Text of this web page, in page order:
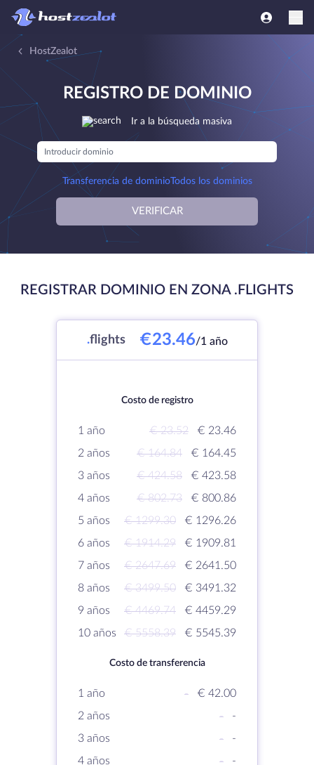
HostZealot
REGISTRO DE DOMINIO
Ir a la búsqueda masiva
Transferencia de dominioTodos los dominios
VERIFICAR
REGISTRAR DOMINIO EN ZONA .FLIGHTS
.flights €23.46/1 año
Costo de registro
1 año € 23.52
€ 23.46
2 años
€ 164.84
€ 164.45
3 años
€ 424.58
€ 423.58
4 años
€ 802.73
€ 800.86
5 años
€ 1299.30
€ 1296.26
6 años
€ 1914.29
€ 1909.81
7 años
€ 2647.69
€ 2641.50
8 años
€ 3499.50
€ 3491.32
9 años
€ 4469.74
€ 4459.29
10 años
€ 5558.39 € 5545.39
Costo de transferencia
1 año -
€ 42.00
2 años
-
-
3 años
-
-
4 años
-
-